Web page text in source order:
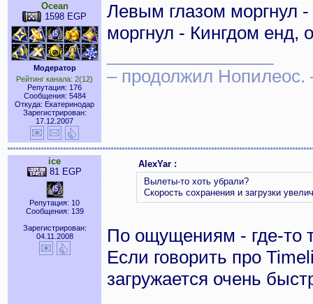
Ocean
1598 EGP
Модератор
Рейтинг канала: 2(12)
Репутация: 176
Сообщения: 5484
Откуда: Екатеринодар
Зарегистрирован:
17.12.2007
Левым глазом моргнул
моргнул - Кингдом енд,
– продолжил
ice
81 EGP
Репутация: 10
Сообщения: 139
Зарегистрирован:
04.11.2008
AlexYar :
Вылеты-то хоть убрали?
Скорость сохранения и загрузки
По ощущениям - где-то
Если говорить про
загружается очень